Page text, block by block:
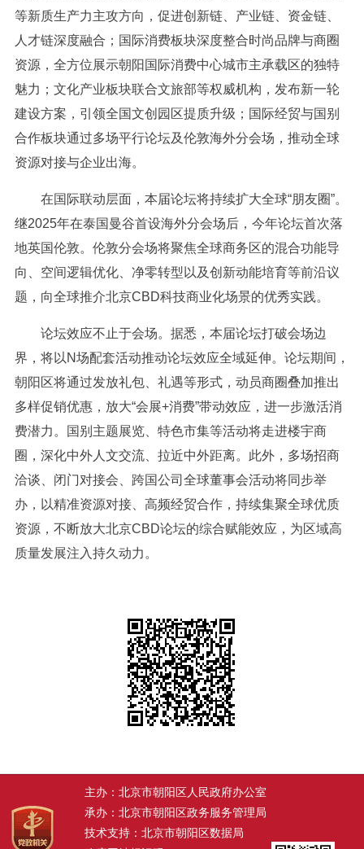
等新质生产力主攻方向，促进创新链、产业链、资金链、
人才链深度融合；国际消费板块深度整合时尚品牌与商圈
资源，全方位展示朝阳国际消费中心城市主承载区的独特
魅力；文化产业板块联合文旅部等权威机构，发布新一轮
建设方案，引领全国文创园区提质升级；国际经贸与国别
合作板块通过多场平行论坛及伦敦海外分会场，推动全球
资源对接与企业出海。
在国际联动层面，本届论坛将持续扩大全球“朋友圈”。
继2025年在泰国曼谷首设海外分会场后，今年论坛首次落
地英国伦敦。伦敦分会场将聚焦全球商务区的混合功能导
向、空间逻辑优化、净零转型以及创新动能培育等前沿议
题，向全球推介北京CBD科技商业化场景的优秀实践。
论坛效应不止于会场。据悉，本届论坛打破会场边
界，将以N场配套活动推动论坛效应全域延伸。论坛期间，
朝阳区将通过发放礼包、礼遇等形式，动员商圈叠加推出
多样促销优惠，放大“会展+消费”带动效应，进一步激活消
费潜力。国别主题展览、特色市集等活动将走进楼宇商
圈，深化中外人文交流、拉近中外距离。此外，多场招商
洽谈、闭门对接会、跨国公司全球董事会活动将同步举
办，以精准资源对接、高频经贸合作，持续集聚全球优质
资源，不断放大北京CBD论坛的综合赋能效应，为区域高
质量发展注入持久动力。
主办：北京市朝阳区人民政府办公室
承办：北京市朝阳区政务服务管理局
技术支持：北京市朝阳区数据局